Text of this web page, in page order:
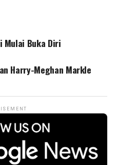
Mulai Buka Diri
Harry-Meghan Markle